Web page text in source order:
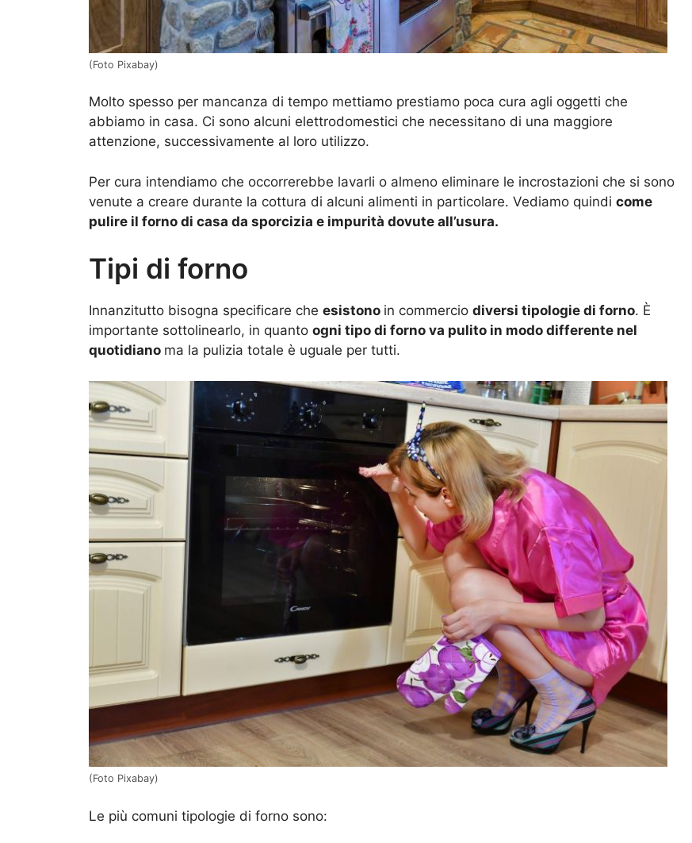
(Foto Pixabay)
Molto spesso per mancanza di tempo mettiamo prestiamo poca cura agli oggetti che
abbiamo in casa. Ci sono alcuni elettrodomestici che necessitano di una maggiore
attenzione, successivamente al loro utilizzo.
Per cura intendiamo che occorrerebbe lavarli o almeno eliminare le incrostazioni che si sono
venute a creare durante la cottura di alcuni alimenti in particolare. Vediamo quindi come
pulire il forno di casa da sporcizia e impurità dovute all’usura.
Tipi di forno
Innanzitutto bisogna specificare che esistono in commercio diversi tipologie di forno. È
importante sottolinearlo, in quanto ogni tipo di forno va pulito in modo differente nel
quotidiano ma la pulizia totale è uguale per tutti.
(Foto Pixabay)
Le più comuni tipologie di forno sono: